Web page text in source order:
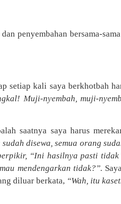
penyembahan bersama-
setiap kali saya berkhotbah
Muji-nyembah, muji-
saatnya saya harus
disewa, semua orang
“Ini hasilnya pasti
mendengarkan tidak?”.
diluar berkata, “Wah, itu